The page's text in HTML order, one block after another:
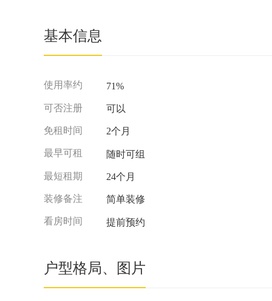
基本信息
使用率约 71%
可否注册 可以
免租时间 2个月
最早可租 随时可组
最短租期 24个月
装修备注 简单装修
看房时间 提前预约
户型格局、图片